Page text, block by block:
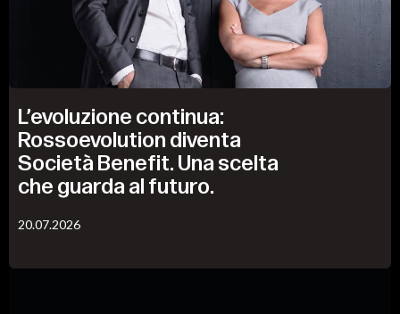
L’evoluzione continua:
Rossoevolution diventa
Società Benefit. Una scelta
che guarda al futuro.
20.07.2026